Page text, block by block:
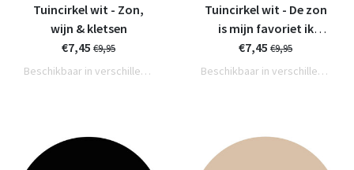
Tuincirkel wit - Zon,
wijn & kletsen
€7,45 €9,95
Beschikbaar in verschillende varianten
Tuincirkel wit - De zon
is mijn favoriet ik
geniet
€7,45 €9,95
Beschikbaar in verschillende varianten